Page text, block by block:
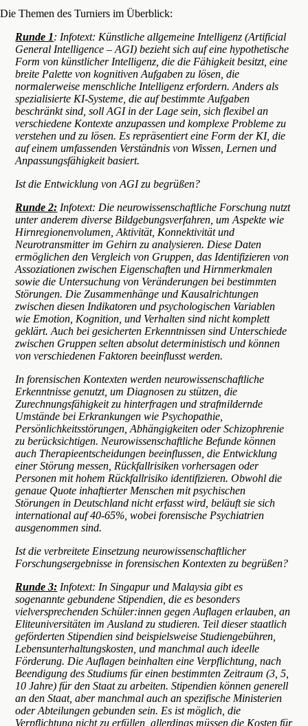
Die Themen des Turniers im Überblick:
Runde 1:Infotext: Künstliche allgemeine Intelligenz (Artificial
General Intelligence – AGI) bezieht sich auf eine hypothetische
Form von künstlicher Intelligenz, die die Fähigkeit besitzt, eine
breite Palette von kognitiven Aufgaben zu lösen, die
normalerweise menschliche Intelligenz erfordern. Anders als
spezialisierte KI-Systeme, die auf bestimmte Aufgaben
beschränkt sind, soll AGI in der Lage sein, sich flexibel an
verschiedene Kontexte anzupassen und komplexe Probleme zu
verstehen und zu lösen. Es repräsentiert eine Form der KI, die
auf einem umfassenden Verständnis von Wissen, Lernen und
Anpassungsfähigkeit basiert.
Ist die Entwicklung von AGI zu begrüßen?
Runde 2: Infotext: Die neurowissenschaftliche Forschung nutzt
unter anderem diverse Bildgebungsverfahren, um Aspekte wie
Hirnregionenvolumen, Aktivität, Konnektivität und
Neurotransmitter im Gehirn zu analysieren. Diese Daten
ermöglichen den Vergleich von Gruppen, das Identifizieren von
Assoziationen zwischen Eigenschaften und Hirnmerkmalen
sowie die Untersuchung von Veränderungen bei bestimmten
Störungen. Die Zusammenhänge und Kausalrichtungen
zwischen diesen Indikatoren und psychologischen Variablen
wie Emotion, Kognition, und Verhalten sind nicht komplett
geklärt. Auch bei gesicherten Erkenntnissen sind Unterschiede
zwischen Gruppen selten absolut deterministisch und können
von verschiedenen Faktoren beeinflusst werden.
In forensischen Kontexten werden neurowissenschaftliche
Erkenntnisse genutzt, um Diagnosen zu stützen, die
Zurechnungsfähigkeit zu hinterfragen und strafmildernde
Umstände bei Erkrankungen wie Psychopathie,
Persönlichkeitsstörungen, Abhängigkeiten oder Schizophrenie
zu berücksichtigen. Neurowissenschaftliche Befunde können
auch Therapieentscheidungen beeinflussen, die Entwicklung
einer Störung messen, Rückfallrisiken vorhersagen oder
Personen mit hohem Rückfallrisiko identifizieren. Obwohl die
genaue Quote inhaftierter Menschen mit psychischen
Störungen in Deutschland nicht erfasst wird, beläuft sie sich
international auf 40-65%, wobei forensische Psychiatrien
ausgenommen sind.
Ist die verbreitete Einsetzung neurowissenschaftlicher
Forschungsergebnisse in forensischen Kontexten zu begrüßen?
Runde 3: Infotext: In Singapur und Malaysia gibt es
sogenannte gebundene Stipendien, die es besonders
vielversprechenden Schüler:innen gegen Auflagen erlauben, an
Eliteuniversitäten im Ausland zu studieren. Teil dieser staatlich
geförderten Stipendien sind beispielsweise Studiengebühren,
Lebensunterhaltungskosten, und manchmal auch ideelle
Förderung. Die Auflagen beinhalten eine Verpflichtung, nach
Beendigung des Studiums für einen bestimmten Zeitraum (3, 5,
10 Jahre) für den Staat zu arbeiten. Stipendien können generell
an den Staat, aber manchmal auch an spezifische Ministerien
oder Abteilungen gebunden sein. Es ist möglich, die
Verpflichtung nicht zu erfüllen, allerdings müssen die Kosten für